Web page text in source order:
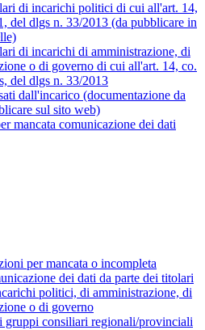
di incarichi politici di cui all'art. 14,
del dlgs n. 33/2013 (da pubblicare in
di incarichi di amministrazione, di
o di governo di cui all'art. 14, co.
del dlgs n. 33/2013
dall'incarico (documentazione da
sul sito web)
mancata comunicazione dei dati
per mancata o incompleta
dei dati da parte dei titolari
politici, di amministrazione, di
o di governo
gruppi consiliari regionali/provinciali